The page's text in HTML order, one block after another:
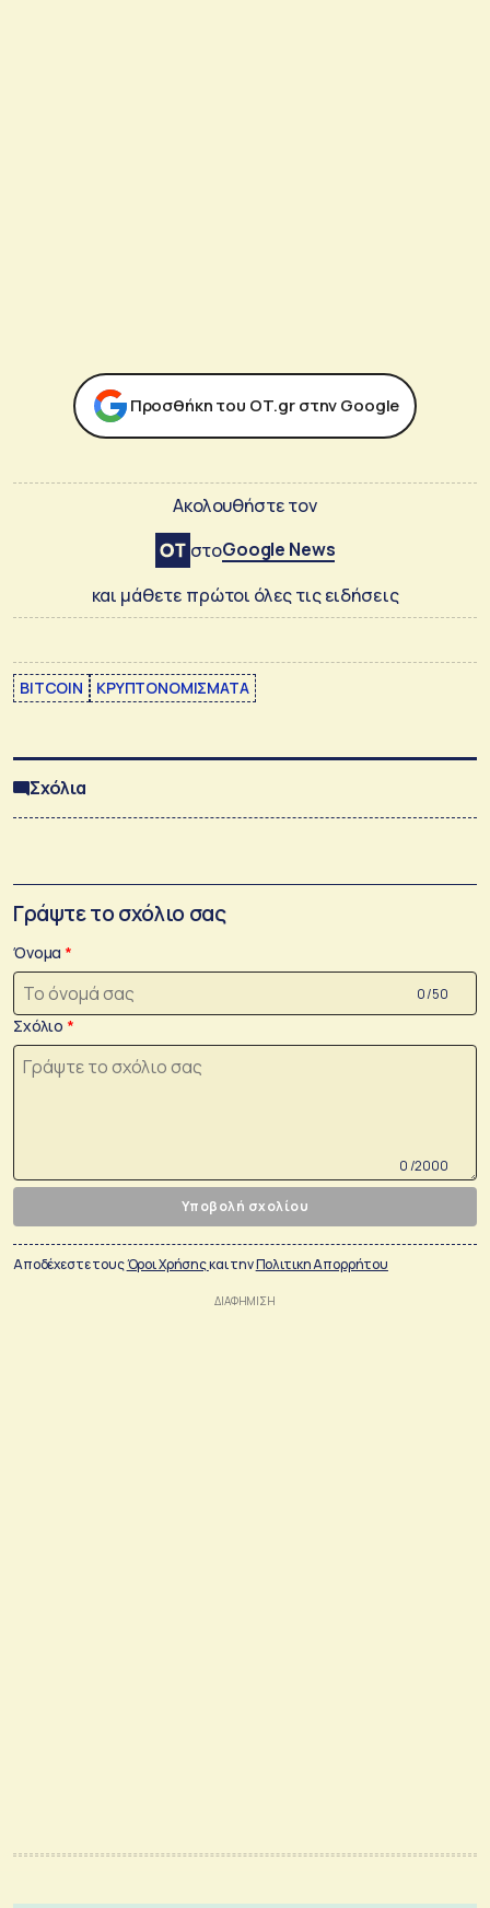
Προσθήκη του ΟΤ.gr στην Google
Ακολουθήστε τον
στοGoogle News
και μάθετε πρώτοι όλες τις ειδήσεις
BITCOIN ΚΡΥΠΤΟΝΟΜΙΣΜΑΤΑ
Σχόλια
Γράψτε το σχόλιο σας
Όνομα
0 /50
Σχόλιο
0 /2000
Υποβολή σχολίου
Αποδέχεστε τουςΌροι Χρήσηςκαι τηνΠολιτικη Απορρήτου